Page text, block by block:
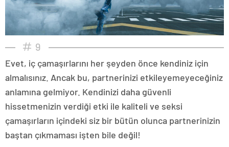
9
Evet, iç çamaşırlarını her şeyden önce kendiniz için
almalısınız. Ancak bu, partnerinizi etkileyemeyeceğiniz
anlamına gelmiyor. Kendinizi daha güvenli
hissetmenizin verdiği etki ile kaliteli ve seksi
çamaşırların içindeki siz bir bütün olunca partnerinizin
baştan çıkmaması işten bile değil!